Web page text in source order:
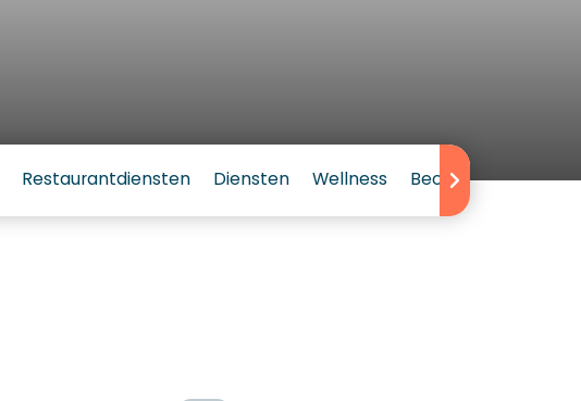
Restaurantdiensten Diensten Wellness Beoordeling